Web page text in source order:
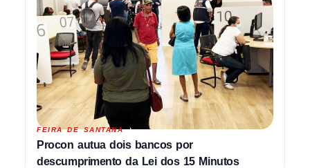
FEIRA DE SANTANA
Procon autua dois bancos por
descumprimento da Lei dos 15 Minutos